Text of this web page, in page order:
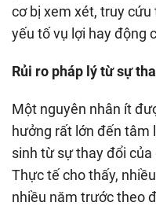
cơ bị xem xét, truy
yếu tố vụ lợi hay động
Rủi ro pháp lý từ sự
Một nguyên nhân ít
hưởng rất lớn đến tâm
sinh từ sự thay đổi
Thực tế cho thấy,
nhiều năm trước theo